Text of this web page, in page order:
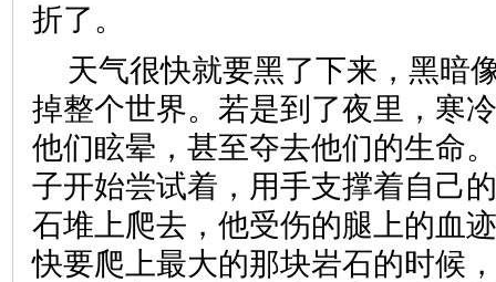
折了。
天气很快就要黑了下来，黑暗
掉整个世界。若是到了夜里，寒
他们眩晕，甚至夺去他们的生命
子开始尝试着，用手支撑着自己
石堆上爬去，他受伤的腿上的血
快要爬上最大的那块岩石的时候